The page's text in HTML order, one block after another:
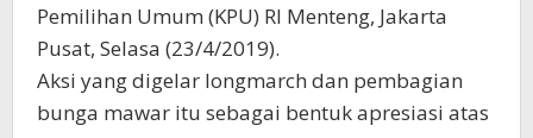
Pemilihan Umum (KPU) RI Menteng, Jakarta
Pusat, Selasa (23/4/2019).
Aksi yang digelar longmarch dan pembagian
bunga mawar itu sebagai bentuk apresiasi atas